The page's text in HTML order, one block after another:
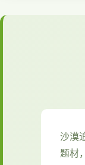
沙漠
题材